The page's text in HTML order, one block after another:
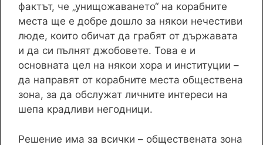
фактът, че „унищожаването“ на корабните
места ще е добре дошло за някои нечестиви
люде, които обичат да грабят от държавата
и да си пълнят джобовете. Това е и
основната цел на някои хора и институции –
да направят от корабните места обществена
зона, за да обслужат личните интереси на
шепа крадливи негодници.
Решение има за всички – обществената зона